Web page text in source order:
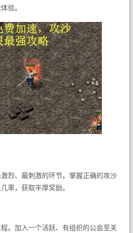
验。
烈、最刺激的环节。掌握正确的攻沙
率，获取丰厚奖励。
。加入一个活跃、有组织的公会至关